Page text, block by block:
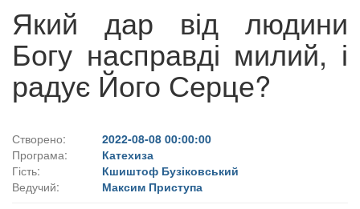
Який дар від людини
Богу насправді милий, і
радує Його Серце?
Створено:
2022-08-08 00:00:00
Програма:
Катехиза
Гість:
Кшиштоф Бузіковський
Ведучий:
Максим Приступа